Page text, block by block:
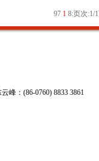
97 1 8:页次:1/
峰：(86-0760) 8833 3861